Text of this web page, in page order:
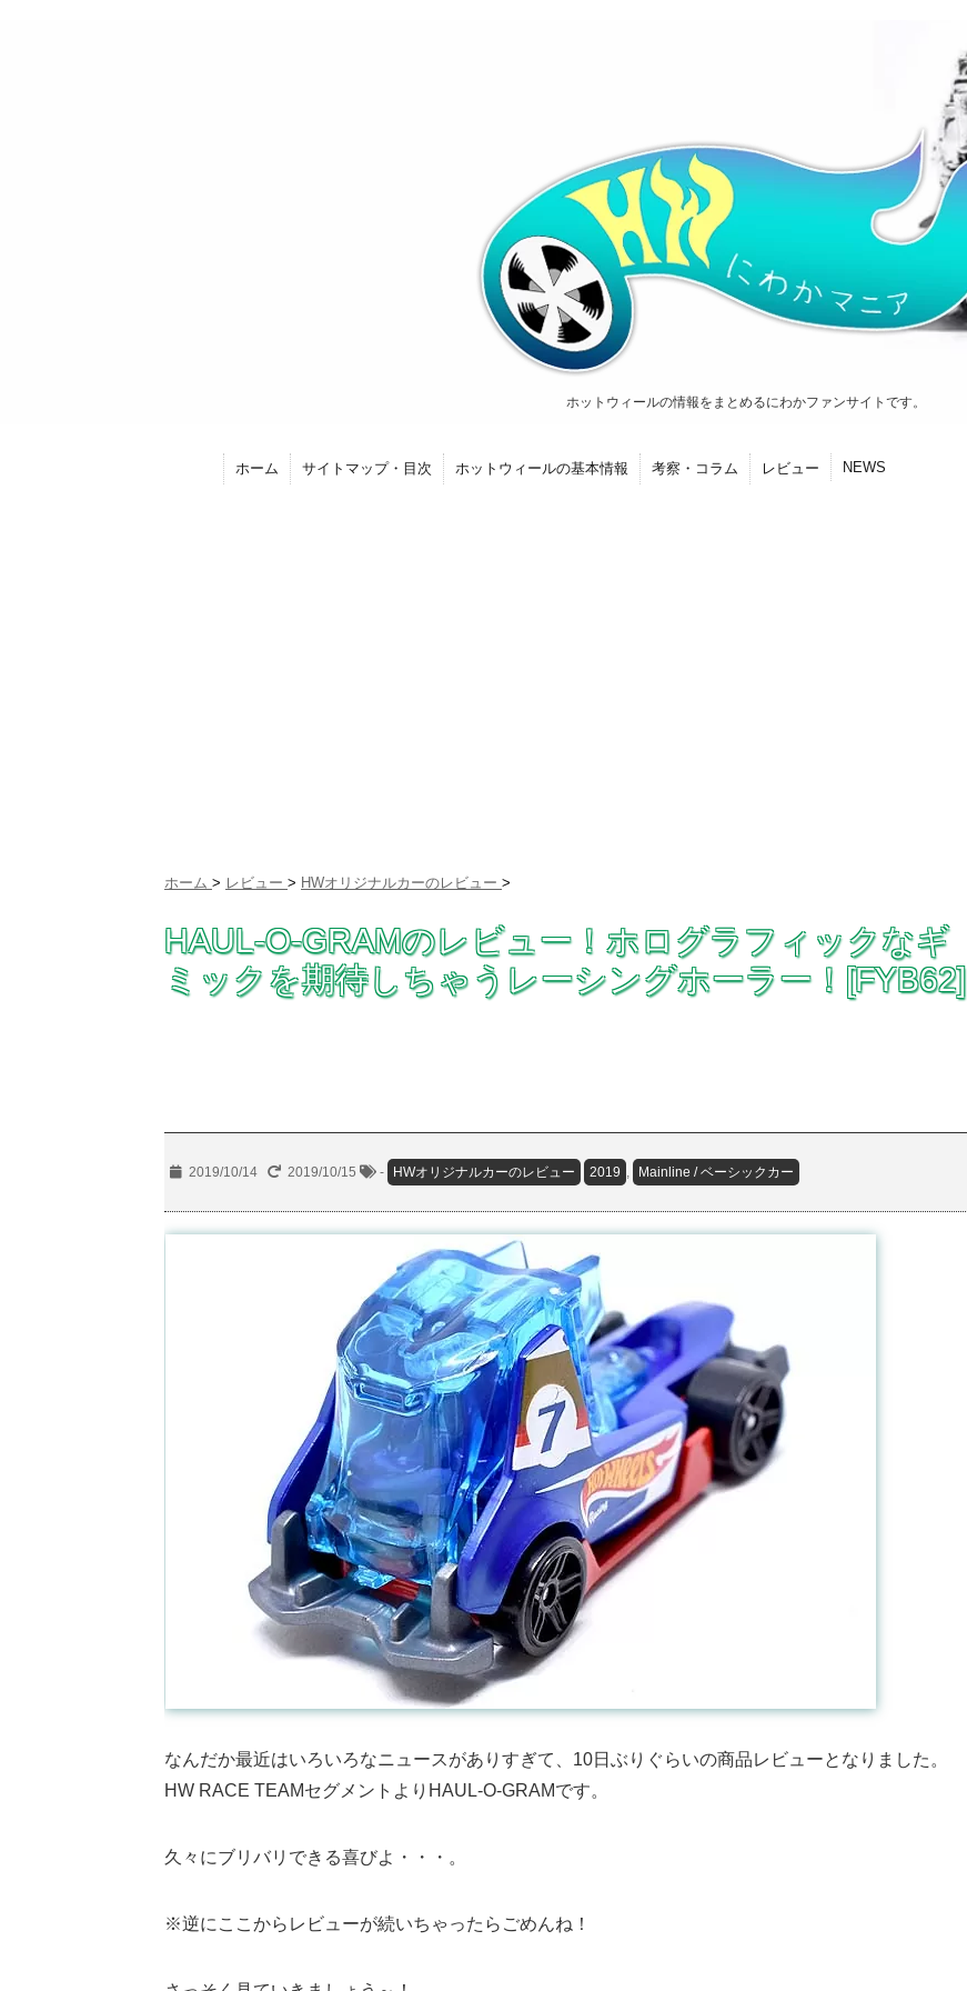
ホットウィールの情報をまとめるにわかファンサイトです。
ホーム サイトマップ・目次 ホットウィールの基本情報 考察・コラム レビュー NEWS
ホーム > レビュー > HWオリジナルカーのレビュー >
HAUL-O-GRAMのレビュー！ホログラフィックなギ
ミックを期待しちゃうレーシングホーラー！[FYB62]
2019/10/14 2019/10/15 - HWオリジナルカーのレビュー 2019 , Mainline / ベーシックカー
なんだか最近はいろいろなニュースがありすぎて、10日ぶりぐらいの商品レビューとなりました。
HW RACE TEAMセグメントよりHAUL-O-GRAMです。
久々にブリバリできる喜びよ・・・。
※逆にここからレビューが続いちゃったらごめんね！